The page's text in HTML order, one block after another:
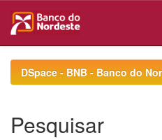
navigationDSpace - BNB - Banco do
Pesquisar